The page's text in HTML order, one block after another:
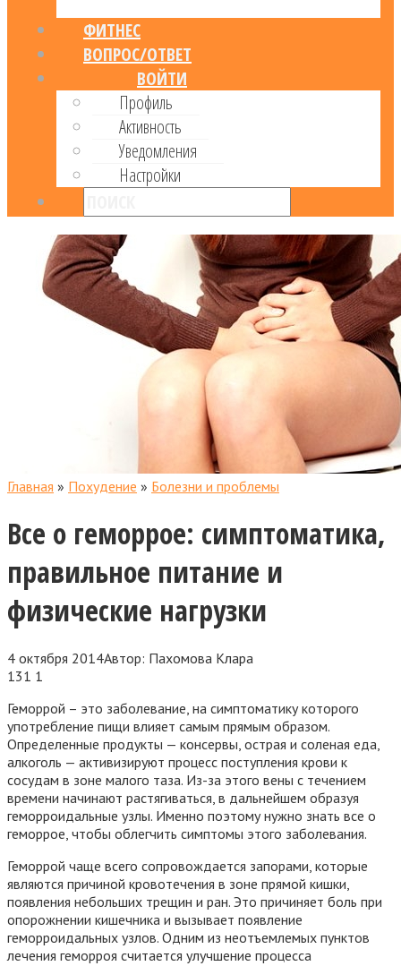
ФИТНЕС
ВОПРОС/ОТВЕТ
ВОЙТИ
Профиль
Активность
Уведомления
Настройки
Главная » Похудение » Болезни и проблемы
Все о геморрое: симптоматика,
правильное питание и
физические нагрузки
4 октября 2014Автор: Пахомова Клара
131 1
Геморрой – это заболевание, на симптоматику которого
употребление пищи влияет самым прямым образом.
Определенные продукты — консервы, острая и соленая еда,
алкоголь — активизируют процесс поступления крови к
сосудам в зоне малого таза. Из-за этого вены с течением
времени начинают растягиваться, в дальнейшем образуя
геморроидальные узлы. Именно поэтому нужно знать все о
геморрое, чтобы облегчить симптомы этого заболевания.
Геморрой чаще всего сопровождается запорами, которые
являются причиной кровотечения в зоне прямой кишки,
появления небольших трещин и ран. Это причиняет боль при
опорожнении кишечника и вызывает появление
геморроидальных узлов. Одним из неотъемлемых пунктов
лечения геморроя считается улучшение процесса